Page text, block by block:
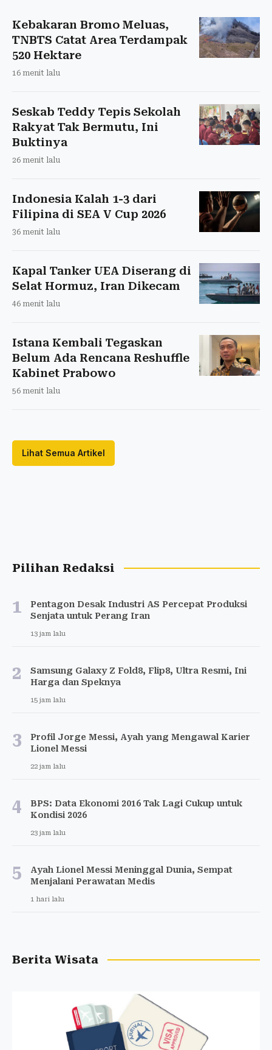
Kebakaran Bromo Meluas,
TNBTS Catat Area Terdampak
520 Hektare
16 menit lalu
Seskab Teddy Tepis Sekolah
Rakyat Tak Bermutu, Ini
Buktinya
26 menit lalu
Indonesia Kalah 1-3 dari
Filipina di SEA V Cup 2026
36 menit lalu
Kapal Tanker UEA Diserang di
Selat Hormuz, Iran Dikecam
46 menit lalu
Istana Kembali Tegaskan
Belum Ada Rencana Reshuffle
Kabinet Prabowo
56 menit lalu
Lihat Semua Artikel
Pilihan Redaksi
1
Pentagon Desak Industri AS Percepat Produksi
Senjata untuk Perang Iran
13 jam lalu
2
Samsung Galaxy Z Fold8, Flip8, Ultra Resmi, Ini
Harga dan Speknya
15 jam lalu
3
Profil Jorge Messi, Ayah yang Mengawal Karier
Lionel Messi
22 jam lalu
4
BPS: Data Ekonomi 2016 Tak Lagi Cukup untuk
Kondisi 2026
23 jam lalu
5
Ayah Lionel Messi Meninggal Dunia, Sempat
Menjalani Perawatan Medis
1 hari lalu
Berita Wisata